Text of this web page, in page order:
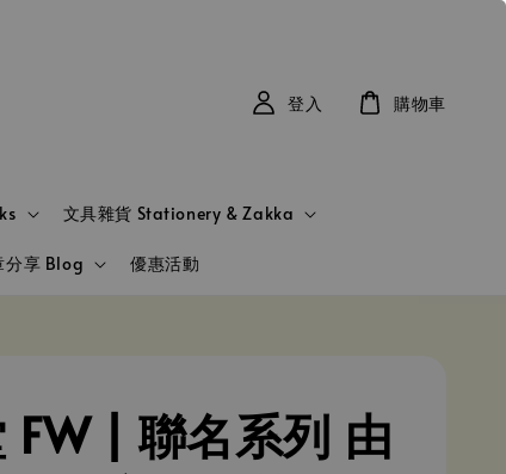
文具雜貨 Stationery & Zakka
分享 Blog 優惠活動
登入 購物車
FW | 聯名系列 由